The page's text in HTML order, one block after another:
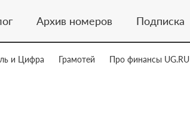
Архив номеров Подписка
и Цифра Грамотей Про финансы UG.RU